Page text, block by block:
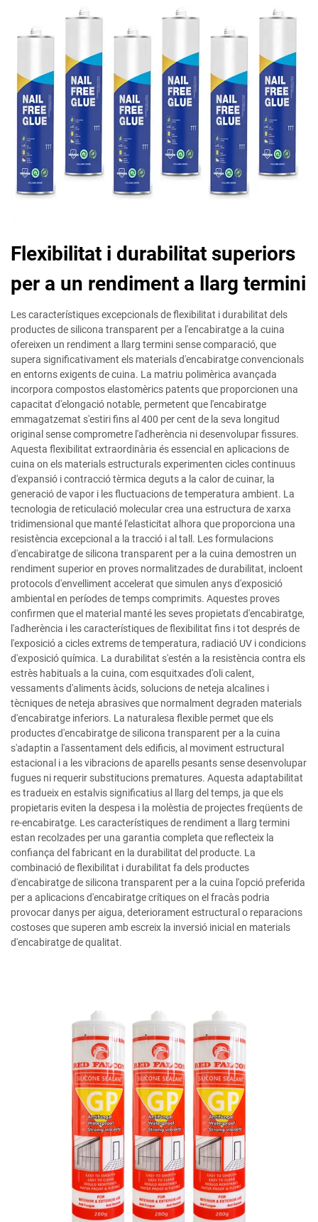
Flexibilitat i durabilitat superiors
per a un rendiment a llarg termini
Les característiques excepcionals de flexibilitat i durabilitat dels
productes de silicona transparent per a l'encabiratge a la cuina
ofereixen un rendiment a llarg termini sense comparació, que
supera significativament els materials d'encabiratge convencionals
en entorns exigents de cuina. La matriu polimèrica avançada
incorpora compostos elastomèrics patents que proporcionen una
capacitat d'elongació notable, permetent que l'encabiratge
emmagatzemat s'estiri fins al 400 per cent de la seva longitud
original sense comprometre l'adherència ni desenvolupar fissures.
Aquesta flexibilitat extraordinària és essencial en aplicacions de
cuina on els materials estructurals experimenten cicles continuus
d'expansió i contracció tèrmica deguts a la calor de cuinar, la
generació de vapor i les fluctuacions de temperatura ambient. La
tecnologia de reticulació molecular crea una estructura de xarxa
tridimensional que manté l'elasticitat alhora que proporciona una
resistència excepcional a la tracció i al tall. Les formulacions
d'encabiratge de silicona transparent per a la cuina demostren un
rendiment superior en proves normalitzades de durabilitat, incloent
protocols d'envelliment accelerat que simulen anys d'exposició
ambiental en períodes de temps comprimits. Aquestes proves
confirmen que el material manté les seves propietats d'encabiratge,
l'adherència i les característiques de flexibilitat fins i tot després de
l'exposició a cicles extrems de temperatura, radiació UV i condicions
d'exposició química. La durabilitat s'estén a la resistència contra els
estrès habituals a la cuina, com esquitxades d'oli calent,
vessaments d'aliments àcids, solucions de neteja alcalines i
tècniques de neteja abrasives que normalment degraden materials
d'encabiratge inferiors. La naturalesa flexible permet que els
productes d'encabiratge de silicona transparent per a la cuina
s'adaptin a l'assentament dels edificis, al moviment estructural
estacional i a les vibracions de aparells pesants sense desenvolupar
fugues ni requerir substitucions prematures. Aquesta adaptabilitat
es tradueix en estalvis significatius al llarg del temps, ja que els
propietaris eviten la despesa i la molèstia de projectes freqüents de
re-encabiratge. Les característiques de rendiment a llarg termini
estan recolzades per una garantia completa que reflecteix la
confiança del fabricant en la durabilitat del producte. La
combinació de flexibilitat i durabilitat fa dels productes
d'encabiratge de silicona transparent per a la cuina l'opció preferida
per a aplicacions d'encabiratge crítiques on el fracàs podria
provocar danys per aigua, deteriorament estructural o reparacions
costoses que superen amb escreix la inversió inicial en materials
d'encabiratge de qualitat.